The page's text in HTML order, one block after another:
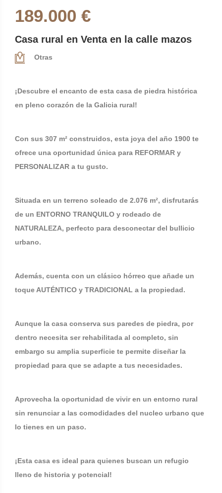
189.000 €
Casa rural en Venta en la calle mazos
Otras
¡Descubre el encanto de esta casa de piedra histórica
en pleno corazón de la Galicia rural!
Con sus 307 m² construidos, esta joya del año 1900 te
ofrece una oportunidad única para REFORMAR y
PERSONALIZAR a tu gusto.
Situada en un terreno soleado de 2.076 m², disfrutarás
de un ENTORNO TRANQUILO y rodeado de
NATURALEZA, perfecto para desconectar del bullicio
urbano.
Además, cuenta con un clásico hórreo que añade un
toque AUTÉNTICO y TRADICIONAL a la propiedad.
Aunque la casa conserva sus paredes de piedra, por
dentro necesita ser rehabilitada al completo, sin
embargo su amplia superficie te permite diseñar la
propiedad para que se adapte a tus necesidades.
Aprovecha la oportunidad de vivir en un entorno rural
sin renunciar a las comodidades del nucleo urbano que
lo tienes en un paso.
¡Esta casa es ideal para quienes buscan un refugio
lleno de historia y potencial!